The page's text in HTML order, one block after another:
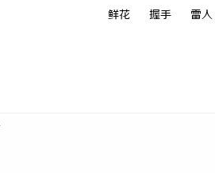
鲜花 握手 雷人